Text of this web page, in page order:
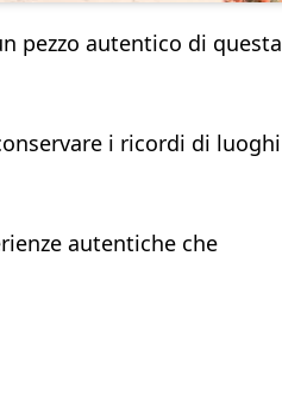
pezzo autentico di questa
i ricordi di luoghi
autentiche che